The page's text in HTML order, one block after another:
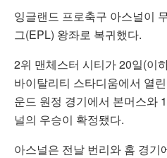
잉글랜드 프로축구 아스널이
그(EPL) 왕좌로 복귀했다.
2위 맨체스터 시티가 20일(이
바이탈리티 스타디움에서 열
운드 원정 경기에서 본머스와
널의 우승이 확정됐다.
아스널은 전날 번리와 홈 경기